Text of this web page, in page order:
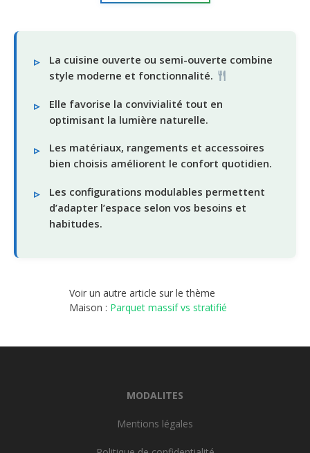
La cuisine ouverte ou semi-ouverte combine
style moderne et fonctionnalité.
Elle favorise la convivialité tout en
optimisant la lumière naturelle.
Les matériaux, rangements et accessoires
bien choisis améliorent le confort quotidien.
Les configurations modulables permettent
d’adapter l’espace selon vos besoins et
habitudes.
Voir un autre article sur le thème
Maison : Parquet massif vs stratifié
MODALITES
Mentions légales